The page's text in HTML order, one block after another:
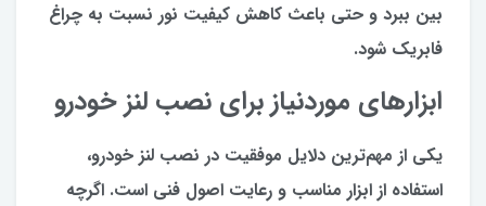
بین ببرد و حتی باعث کاهش کیفیت نور نسبت به چراغ
فابریک شود.
ابزارهای موردنیاز برای نصب لنز خودرو
یکی از مهم‌ترین دلایل موفقیت در نصب لنز خودرو،
استفاده از ابزار مناسب و رعایت اصول فنی است. اگرچه